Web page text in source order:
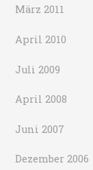
März 2011
April 2010
Juli 2009
April 2008
Juni 2007
Dezember 2006